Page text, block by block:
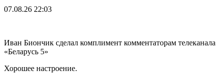
07.08.26 22:03
Иван Биончик сделал комплимент комментаторам телеканала
«Беларусь 5»
Хорошее настроение.